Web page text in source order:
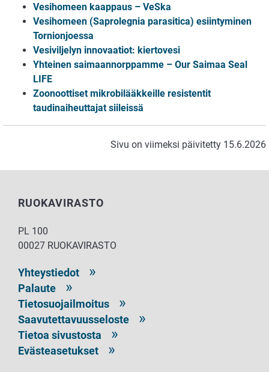
Vesihomeen kaappaus – VeSka
Vesihomeen (Saprolegnia parasitica) esiintyminen
Tornionjoessa
Vesiviljelyn innovaatiot: kiertovesi
Yhteinen saimaannorppamme – Our Saimaa Seal
LIFE
Zoonoottiset mikrobilääkkeille resistentit
taudinaiheuttajat siileissä
Sivu on viimeksi päivitetty 15.6.2026
RUOKAVIRASTO
PL 100
00027 RUOKAVIRASTO
Yhteystiedot
Palaute
Tietosuojailmoitus
Saavutettavuusseloste
Tietoa sivustosta
Evästeasetukset